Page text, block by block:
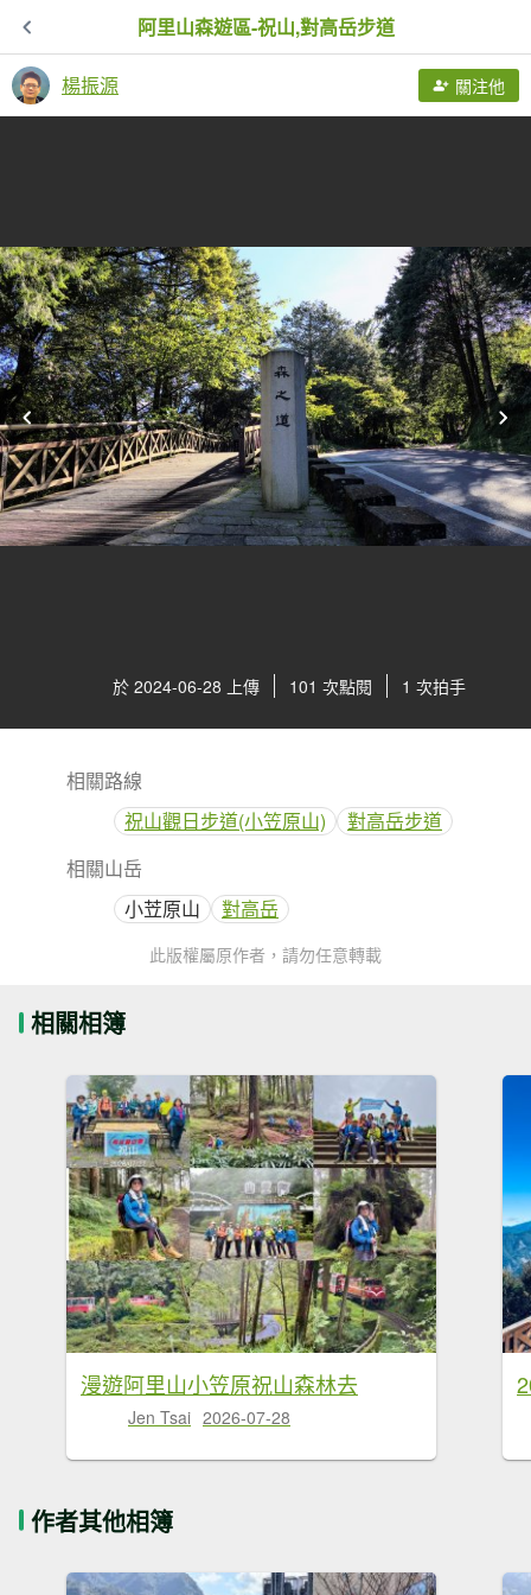
阿里山森遊區-祝山,對高岳步道
楊振源 關注他
於 2024-06-28 上傳 101 次點閱 1 次拍手
相關路線
祝山觀日步道(小笠原山)
對高岳步道
相關山岳
小苙原山
對高岳
此版權屬原作者，請勿任意轉載
相關相簿
漫遊阿里山小笠原祝山森林去
Jen Tsai 2026-07-28
作者其他相簿